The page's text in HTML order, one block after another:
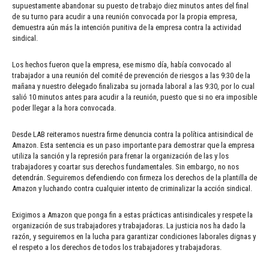
supuestamente abandonar su puesto de trabajo diez minutos antes del final
de su turno para acudir a una reunión convocada por la propia empresa,
demuestra aún más la intención punitiva de la empresa contra la actividad
sindical.
Los hechos fueron que la empresa, ese mismo día, había convocado al
trabajador a una reunión del comité de prevención de riesgos a las 9:30 de la
mañana y nuestro delegado finalizaba su jornada laboral a las 9:30, por lo cual
salió 10 minutos antes para acudir a la reunión, puesto que si no era imposible
poder llegar a la hora convocada.
Desde LAB reiteramos nuestra firme denuncia contra la política antisindical de
Amazon. Esta sentencia es un paso importante para demostrar que la empresa
utiliza la sanción y la represión para frenar la organización de las y los
trabajadores y coartar sus derechos fundamentales. Sin embargo, no nos
detendrán. Seguiremos defendiendo con firmeza los derechos de la plantilla de
Amazon y luchando contra cualquier intento de criminalizar la acción sindical.
Exigimos a Amazon que ponga fin a estas prácticas antisindicales y respete la
organización de sus trabajadores y trabajadoras. La justicia nos ha dado la
razón, y seguiremos en la lucha para garantizar condiciones laborales dignas y
el respeto a los derechos de todos los trabajadores y trabajadoras.